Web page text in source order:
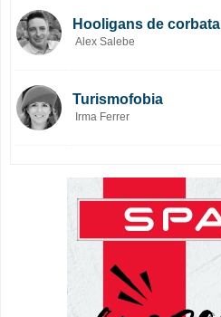
Hooligans de corbata
Alex Salebe
Turismofobia
Irma Ferrer